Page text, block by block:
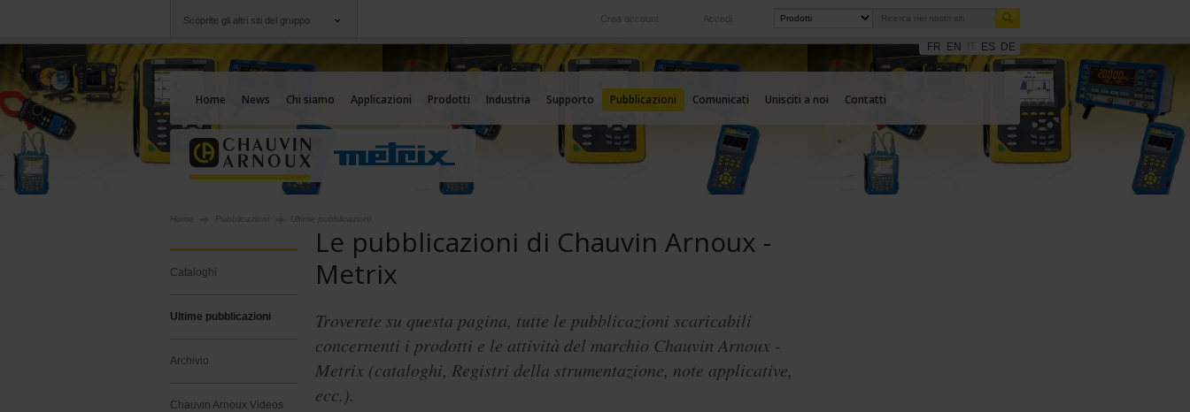
Scoprite gli altri siti del gruppo Accedi
Crea account
Chauvin Arnoux
Un'offerta al vostro servizio
Nel mondo
Le nostre filiali all'estero
FR EN ES DE
Home News Chi siamo Applicazioni Prodotti Industria Supporto Pubblicazioni Comunicati Unisciti a noi Contatti
Home Pubblicazioni Ultime pubblicazioni
Cataloghi
Ultime pubblicazioni
Archivio
Chauvin Arnoux Videos
Le pubblicazioni di Chauvin Arnoux -
Metrix
Troverete su questa pagina, tutte le pubblicazioni scaricabili
concernenti i prodotti e le attività del marchio Chauvin Arnoux -
Metrix (cataloghi, Registri della strumentazione, note applicative,
ecc.).